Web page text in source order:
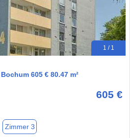
1 / 1
605 € 80.47 m²
605 €
Zimmer 3